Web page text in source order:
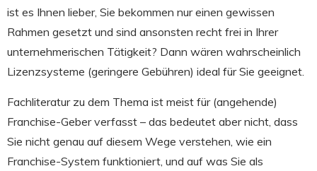
ist es Ihnen lieber, Sie bekommen nur einen gewissen
Rahmen gesetzt und sind ansonsten recht frei in Ihrer
unternehmerischen Tätigkeit? Dann wären wahrscheinlich
Lizenzsysteme (geringere Gebühren) ideal für Sie geeignet.
Fachliteratur zu dem Thema ist meist für (angehende)
Franchise-Geber verfasst – das bedeutet aber nicht, dass
Sie nicht genau auf diesem Wege verstehen, wie ein
Franchise-System funktioniert, und auf was Sie als